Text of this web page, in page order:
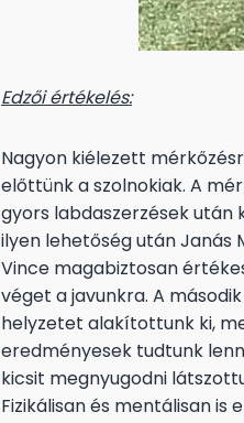
Edzői értékelés:
Nagyon kiélezett
előttünk a szolnokiak. A
gyors labdaszerzések
ilyen lehetőség után Janás
Vince magabiztosan
véget a javunkra. A
helyzetet alakítottunk ki,
eredményesek tudtunk
kicsit megnyugodni
Fizikálisan és mentálisan